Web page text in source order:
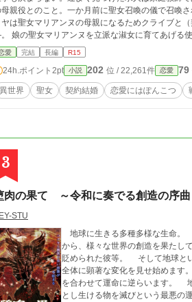
親役とのこと。一か月前に聖女召喚の儀で召喚
は聖女マリアンヌの母親になるためクライブと
娘の聖女マリアンヌを立派な淑女に育てあげる
ちょっとずれている（契約）結婚、そして聖女マ
愛 完結 長編 R15
24h.ポイント 2pt 小説 202 位 / 22,261件 恋愛 79
異世界 聖女 契約結婚 恋愛にはぽんこつ
3
肉の果て ～令和に奏でる創造の序曲
STU
地球に生きる多種多様な生命。
から、様々な世界の創造を果た
貶められた彼等。 そして地球という星。 太古から複雑に絡み合った運命に起因する滅びは
全体に顕著な変化を見せ始めます。 巻き込まれた令和の人々と全生物、そして忘れ去られていた神々、悪魔が力
を合わせて運命に逆らいます。 地球を舐めるなよ！ オールアースで立ち向かう戦いです。 果たして、生き
とし生ける物を滅びという最悪の運命から救う事が出来る